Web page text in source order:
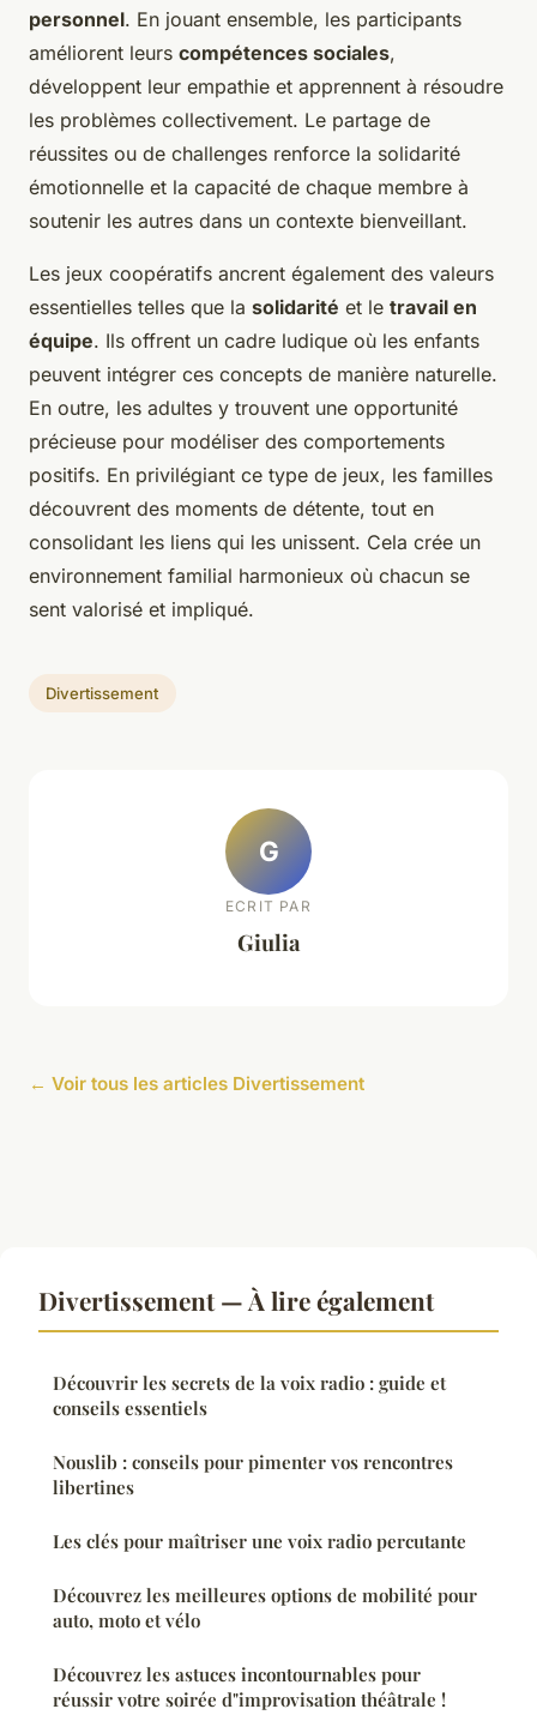
personnel. En jouant ensemble, les participants
améliorent leurs compétences sociales,
développent leur empathie et apprennent à résoudre
les problèmes collectivement. Le partage de
réussites ou de challenges renforce la solidarité
émotionnelle et la capacité de chaque membre à
soutenir les autres dans un contexte bienveillant.
Les jeux coopératifs ancrent également des valeurs
essentielles telles que la solidarité et le travail en
équipe. Ils offrent un cadre ludique où les enfants
peuvent intégrer ces concepts de manière naturelle.
En outre, les adultes y trouvent une opportunité
précieuse pour modéliser des comportements
positifs. En privilégiant ce type de jeux, les familles
découvrent des moments de détente, tout en
consolidant les liens qui les unissent. Cela crée un
environnement familial harmonieux où chacun se
sent valorisé et impliqué.
Divertissement
G
ECRIT PAR
Giulia
← Voir tous les articles Divertissement
Divertissement — À lire également
Découvrir les secrets de la voix radio : guide et
conseils essentiels
Nouslib : conseils pour pimenter vos rencontres
libertines
Les clés pour maîtriser une voix radio percutante
Découvrez les meilleures options de mobilité pour
auto, moto et vélo
Découvrez les astuces incontournables pour
réussir votre soirée d"improvisation théâtrale !